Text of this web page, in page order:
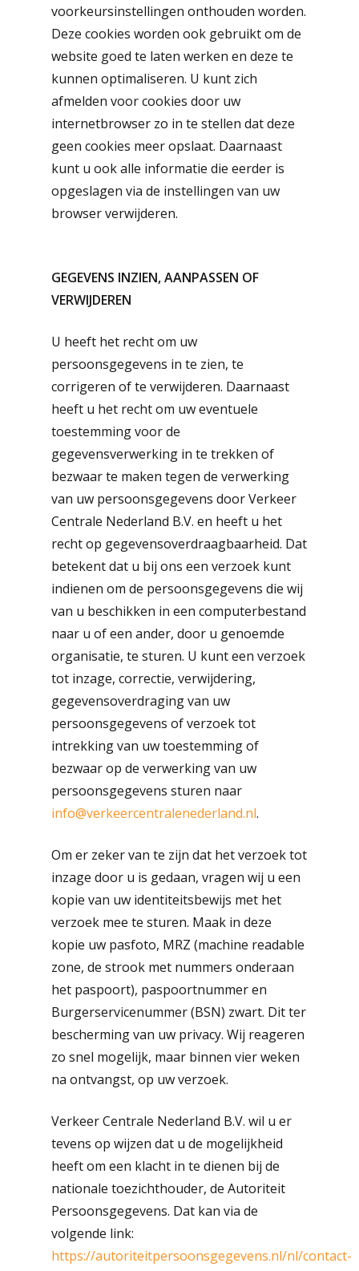
voorkeursinstellingen onthouden worden.
Deze cookies worden ook gebruikt om de
website goed te laten werken en deze te
kunnen optimaliseren. U kunt zich
afmelden voor cookies door uw
internetbrowser zo in te stellen dat deze
geen cookies meer opslaat. Daarnaast
kunt u ook alle informatie die eerder is
opgeslagen via de instellingen van uw
browser verwijderen.
GEGEVENS INZIEN, AANPASSEN OF
VERWIJDEREN
U heeft het recht om uw
persoonsgegevens in te zien, te
corrigeren of te verwijderen. Daarnaast
heeft u het recht om uw eventuele
toestemming voor de
gegevensverwerking in te trekken of
bezwaar te maken tegen de verwerking
van uw persoonsgegevens door Verkeer
Centrale Nederland B.V. en heeft u het
recht op gegevensoverdraagbaarheid. Dat
betekent dat u bij ons een verzoek kunt
indienen om de persoonsgegevens die wij
van u beschikken in een computerbestand
naar u of een ander, door u genoemde
organisatie, te sturen. U kunt een verzoek
tot inzage, correctie, verwijdering,
gegevensoverdraging van uw
persoonsgegevens of verzoek tot
intrekking van uw toestemming of
bezwaar op de verwerking van uw
persoonsgegevens sturen naar
info@verkeercentralenederland.nl.
Om er zeker van te zijn dat het verzoek tot
inzage door u is gedaan, vragen wij u een
kopie van uw identiteitsbewijs met het
verzoek mee te sturen. Maak in deze
kopie uw pasfoto, MRZ (machine readable
zone, de strook met nummers onderaan
het paspoort), paspoortnummer en
Burgerservicenummer (BSN) zwart. Dit ter
bescherming van uw privacy. Wij reageren
zo snel mogelijk, maar binnen vier weken
na ontvangst, op uw verzoek.
Verkeer Centrale Nederland B.V. wil u er
tevens op wijzen dat u de mogelijkheid
heeft om een klacht in te dienen bij de
nationale toezichthouder, de Autoriteit
Persoonsgegevens. Dat kan via de
volgende link:
https://autoriteitpersoonsgegevens.nl/nl/contact-
Diensten
Mobiele
Bebording
Wegafzetting
Huur Een
Projecten
Over Ons
HR Medewerker
Medewerker
Verkeersmaatregelen
Tekenaar
Vakman
Werfmedewerker
Contact
Offerte
0227-745700
info@